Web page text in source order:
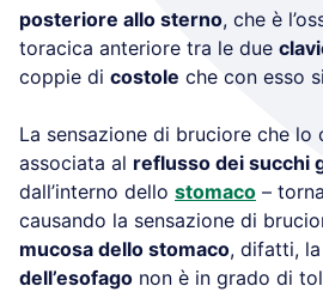
posteriore allo sterno, che è
toracica anteriore tra le due
coppie di costole che con esso
La sensazione di bruciore che lo
associata al reflusso dei succhi
dall’interno dello stomaco –
causando la sensazione di
mucosa dello stomaco, difatti, la
dell’esofago non è in grado di